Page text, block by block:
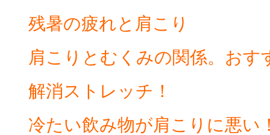
残暑の疲れと肩こり
肩こりとむくみの関係。おす
解消ストレッチ！
冷たい飲み物が肩こりに悪い